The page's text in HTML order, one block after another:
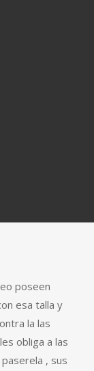
poseen
esa talla y
la las
obliga a las
, sus